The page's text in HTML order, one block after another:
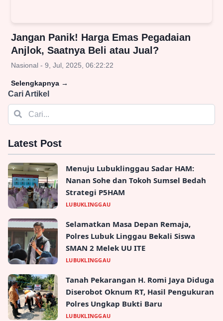
Jangan Panik! Harga Emas Pegadaian
Anjlok, Saatnya Beli atau Jual?
Nasional - 9, Jul, 2025, 06:22:22
Selengkapnya →
Cari Artikel
Latest Post
Menuju Lubuklinggau Sadar HAM:
Nanan Sohe dan Tokoh Sumsel Bedah
Strategi P5HAM
LUBUKLINGGAU
Selamatkan Masa Depan Remaja,
Polres Lubuk Linggau Bekali Siswa
SMAN 2 Melek UU ITE
LUBUKLINGGAU
Tanah Pekarangan H. Romi Jaya Diduga
Diserobot Oknum RT, Hasil Pengukuran
Polres Ungkap Bukti Baru
LUBUKLINGGAU